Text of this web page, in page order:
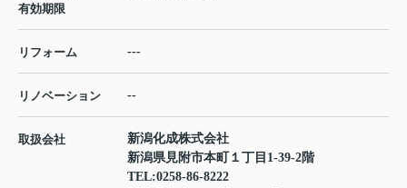
有効期限
リフォーム ---
リノベーション --
取扱会社
新潟化成株式会社
新潟県見附市本町１丁目1-39-2階
TEL:0258-86-8222